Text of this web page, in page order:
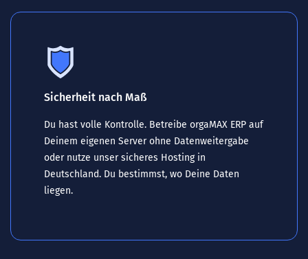
Sicherheit nach Maß
Du hast volle Kontrolle. Betreibe orgaMAX ERP auf
Deinem eigenen Server ohne Datenweitergabe
oder nutze unser sicheres Hosting in
Deutschland. Du bestimmst, wo Deine Daten
liegen.